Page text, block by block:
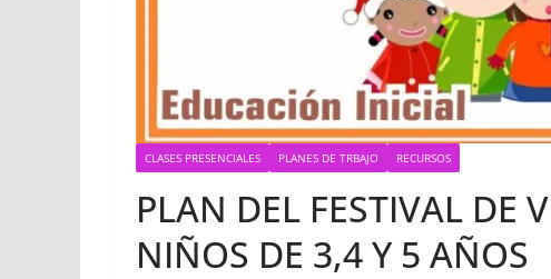
CLASES PRESENCIALES PLANES DE TRBAJO RECURSOS
PLAN DEL FESTIVAL DE
NIÑOS DE 3,4 Y 5 AÑOS